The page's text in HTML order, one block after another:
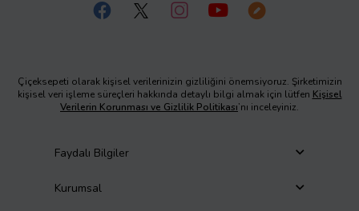
Çiçeksepeti olarak kişisel verilerinizin gizliliğini önemsiyoruz. Şirketimizin
kişisel veri işleme süreçleri hakkında detaylı bilgi almak için lütfen Kişisel
Verilerin Korunması ve Gizlilik Politikası’nı inceleyiniz.
Faydalı Bilgiler
Kurumsal